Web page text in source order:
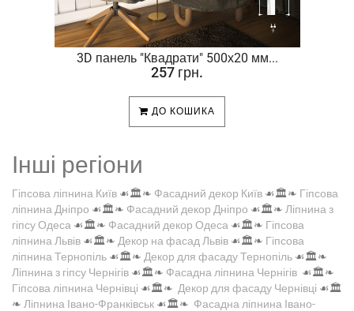
3D панель "Квадрати" 500х20 мм...
257 грн.
ДО КОШИКА
Інші регіони
Гіпсова ліпнина Київ ☙🏛️❧ Фасадний декор Київ ☙🏛️❧ Гіпсова
ліпнина Дніпро ☙🏛️❧ Фасадний декор Дніпро ☙🏛️❧ Ліпнина з
гіпсу Одеса ☙🏛️❧ Фасадний декор Одеса ☙🏛️❧ Гіпсова
ліпнина Львів ☙🏛️❧ Декор на фасад Львів ☙🏛️❧ Гіпсова
ліпнина Тернопіль ☙🏛️❧ Декор для фасаду Тернопіль ☙🏛️❧
Ліпнина з гіпсу Чернігів ☙🏛️❧ Фасадна ліпнина Чернігів ☙🏛️❧
Гіпсова ліпнина Чернівці ☙🏛️❧ Декор для фасаду Чернівці ☙🏛️
❧ Ліпнина Івано-Франківськ ☙🏛️❧ Фасадна ліпнина Івано-